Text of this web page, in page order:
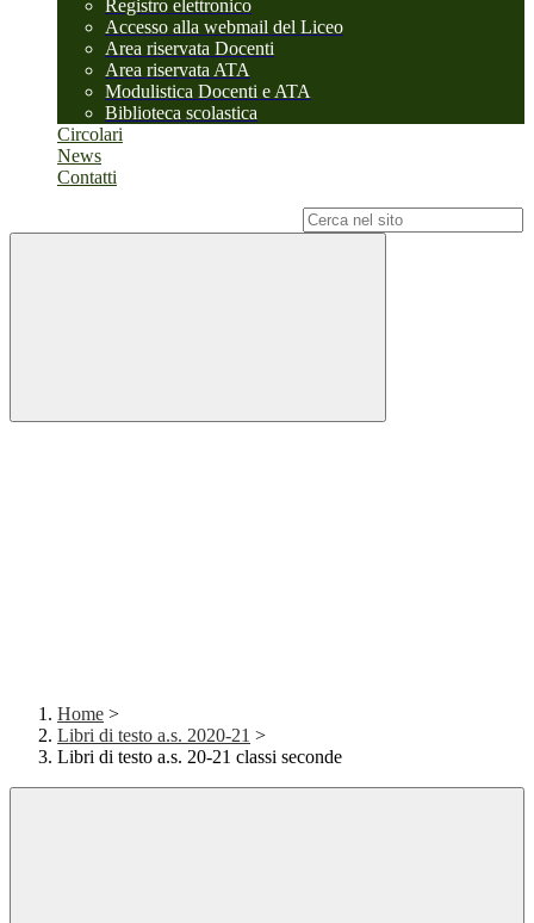
Registro elettronico
Accesso alla webmail del Liceo
Area riservata Docenti
Area riservata ATA
Modulistica Docenti e ATA
Biblioteca scolastica
Circolari
News
Contatti
Home >
Libri di testo a.s. 2020-21 >
Libri di testo a.s. 20-21 classi seconde